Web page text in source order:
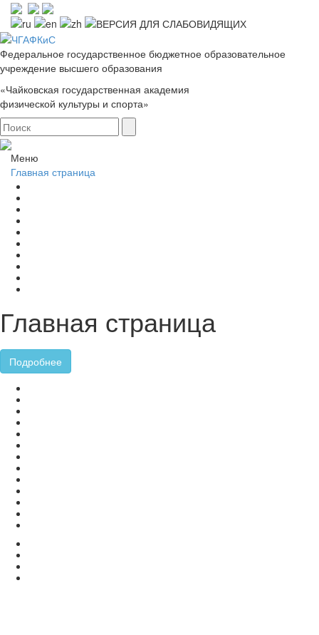
Федеральное государственное бюджетное образовательное
учреждение высшего образования
«Чайковская государственная академия
физической культуры и спорта»
Меню
Главная страница
Главная страница
Подробнее